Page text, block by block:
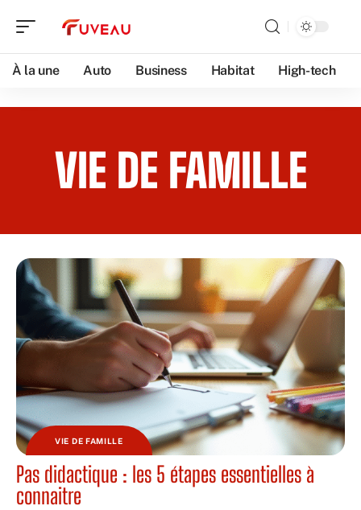
À la une Auto Business Habitat High-tech
VIE DE FAMILLE
VIE DE FAMILLE
Pas didactique : les 5 étapes essentielles à
connaitre